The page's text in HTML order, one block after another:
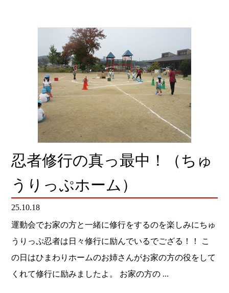
忍者修行の真っ最中！（ちゅ
うりっぷホーム）
25.10.18
運動会でお家の方と一緒に修行をするのを楽しみにちゅ
うりっぷ忍者は日々修行に励んでいるでござる！！ こ
の日はひまわりホームのお姉さんがお家の方の役をして
くれて修行に励みましたよ。 お家の方の ...